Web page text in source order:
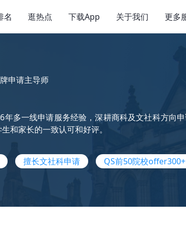
名 逛热点 下载App 关于我们 更多
申请主导师
多一线申请服务经验，深耕商科及文社科方向
和家长的一致认可和好评。
擅长文社科申请 QS前50院校offer300+